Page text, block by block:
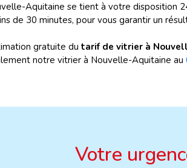
Aquitaine se tient à votre disposition
de 30 minutes, pour vous garantir un
gratuite du tarif de vitrier à
notre vitrier à Nouvelle-Aquitaine au
Votre